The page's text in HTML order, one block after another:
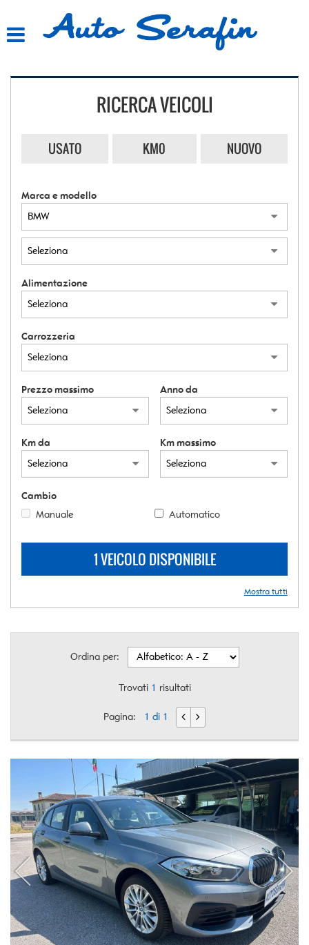
ASSISTENZA
RICERCA VEICOLI
USATO KM0 NUOVO
Marca e modello
Alimentazione
Carrozzeria
Prezzo massimo Anno da
Km da Km massimo
Cambio
Manuale
Automatico
1 VEICOLO DISPONIBILE
Mostra tutti
Ordina per:
Trovati 1 risultati
Pagina: 1 di 1